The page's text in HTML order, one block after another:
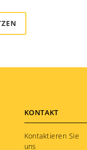
KONTAKT
Kontaktieren Sie
uns